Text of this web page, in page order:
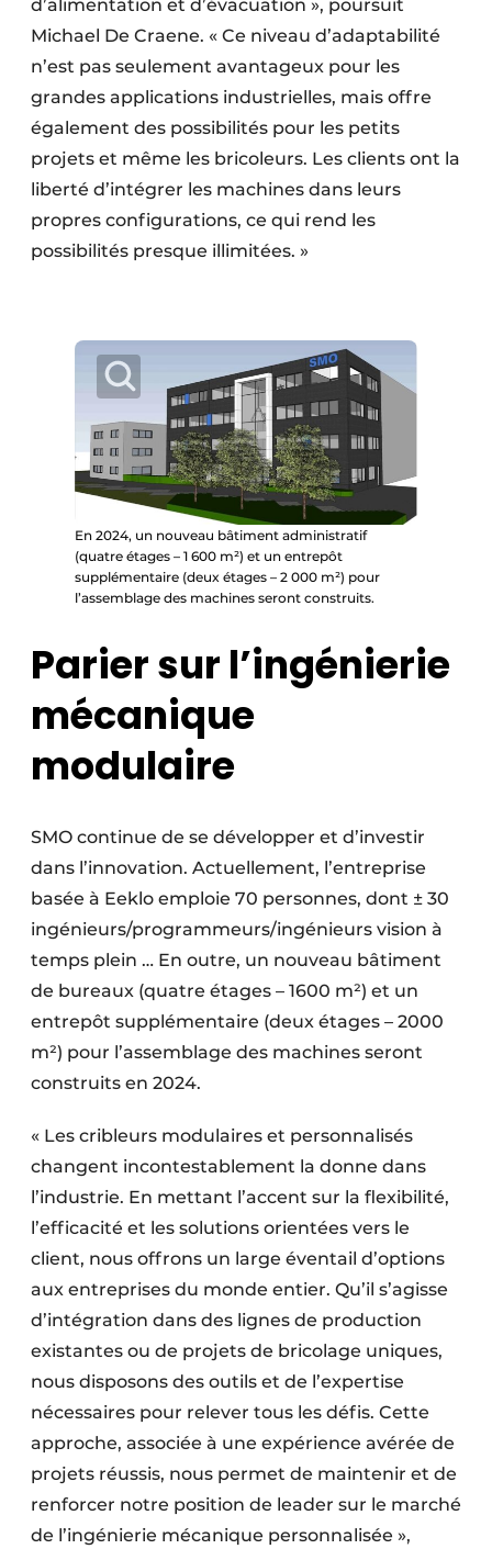
d’alimentation et d’évacuation », poursuit
Michael De Craene. « Ce niveau d’adaptabilité
n’est pas seulement avantageux pour les
grandes applications industrielles, mais offre
également des possibilités pour les petits
projets et même les bricoleurs. Les clients ont la
liberté d’intégrer les machines dans leurs
propres configurations, ce qui rend les
possibilités presque illimitées. »
En 2024, un nouveau bâtiment administratif
(quatre étages – 1 600 m²) et un entrepôt
supplémentaire (deux étages – 2 000 m²) pour
l’assemblage des machines seront construits.
Parier sur l’ingénierie
mécanique
modulaire
SMO continue de se développer et d’investir
dans l’innovation. Actuellement, l’entreprise
basée à Eeklo emploie 70 personnes, dont ± 30
ingénieurs/programmeurs/ingénieurs vision à
temps plein … En outre, un nouveau bâtiment
de bureaux (quatre étages – 1600 m²) et un
entrepôt supplémentaire (deux étages – 2000
m²) pour l’assemblage des machines seront
construits en 2024.
« Les cribleurs modulaires et personnalisés
changent incontestablement la donne dans
l’industrie. En mettant l’accent sur la flexibilité,
l’efficacité et les solutions orientées vers le
client, nous offrons un large éventail d’options
aux entreprises du monde entier. Qu’il s’agisse
d’intégration dans des lignes de production
existantes ou de projets de bricolage uniques,
nous disposons des outils et de l’expertise
nécessaires pour relever tous les défis. Cette
approche, associée à une expérience avérée de
projets réussis, nous permet de maintenir et de
renforcer notre position de leader sur le marché
de l’ingénierie mécanique personnalisée »,